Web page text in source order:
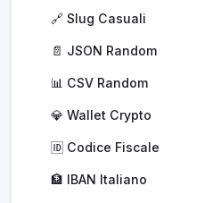
🔗 Slug Casuali
📄 JSON Random
📊 CSV Random
💎 Wallet Crypto
🆔 Codice Fiscale
🏦 IBAN Italiano